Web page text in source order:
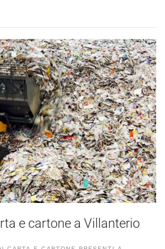
e cartone a Villanterio